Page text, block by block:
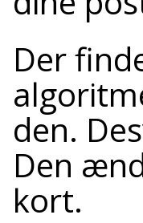
Der
den.
Den
kort.